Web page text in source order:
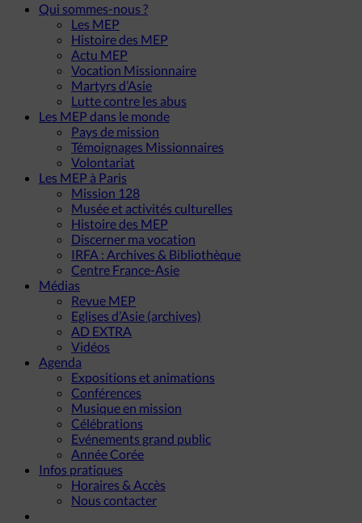
Qui sommes-nous ?
Les MEP
Histoire des MEP
Actu MEP
Vocation Missionnaire
Martyrs d’Asie
Lutte contre les abus
Les MEP dans le monde
Pays de mission
Témoignages Missionnaires
Volontariat
Les MEP à Paris
Mission 128
Musée et activités culturelles
Histoire des MEP
Discerner ma vocation
IRFA : Archives & Bibliothèque
Centre France-Asie
Médias
Revue MEP
Eglises d’Asie (archives)
AD EXTRA
Vidéos
Agenda
Expositions et animations
Conférences
Musique en mission
Célébrations
Evénements grand public
Année Corée
Infos pratiques
Horaires & Accès
Nous contacter